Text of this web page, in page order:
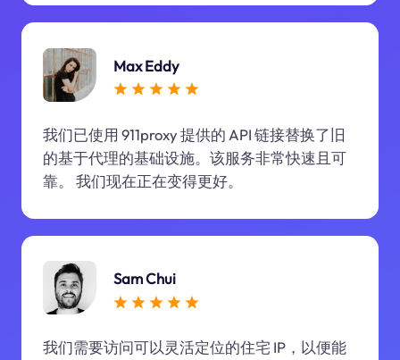
Max Eddy
我们已使用 911proxy 提供的 API 链接替换了旧
的基于代理的基础设施。该服务非常快速且可
靠。 我们现在正在变得更好。
Sam Chui
我们需要访问可以灵活定位的住宅 IP，以便能